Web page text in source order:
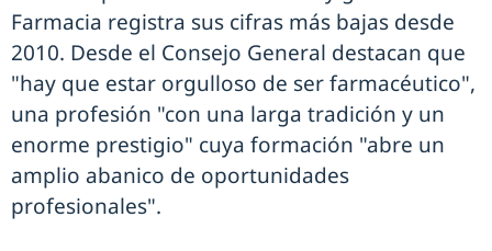
Farmacia registra sus cifras más bajas desde
2010. Desde el Consejo General destacan que
"hay que estar orgulloso de ser farmacéutico",
una profesión "con una larga tradición y un
enorme prestigio" cuya formación "abre un
amplio abanico de oportunidades
profesionales".